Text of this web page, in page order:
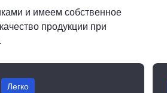
и имеем собственное
продукции при
Легко